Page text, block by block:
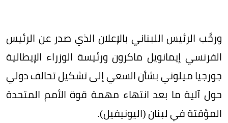
ورحَّب الرئيس اللبناني بالإعلان الذي صدر عن الرئيس
الفرنسي إيمانويل ماكرون ورئيسة الوزراء الإيطالية
جورجيا ميلوني بشأن السعي إلى تشكيل تحالف دولي
حول آلية ما بعد انتهاء مهمة قوة الأمم المتحدة
المؤقتة في لبنان (اليونيفيل).